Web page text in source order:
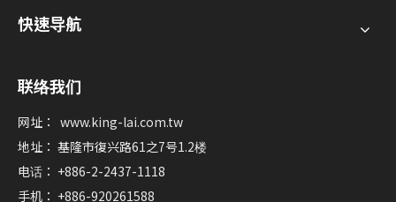
快速导航
联络我们
网址： www.king-lai.com.tw
地址： 基隆市復兴路61之7号1.2楼
电话： +886-2-2437-1118
手机： +886-920261588